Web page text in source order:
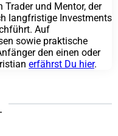
und Mentor, der
langfristige Investments
Auf
sowie praktische
den einen oder
erfährst Du hier.